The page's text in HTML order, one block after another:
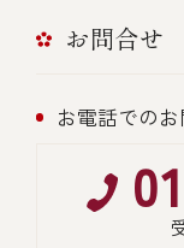
お問合せ
お電話での